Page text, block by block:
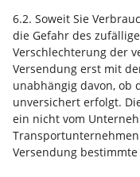
6.2. Soweit Sie
die Gefahr des
Verschlechterung der
Versendung erst mit
unabhängig davon, ob
unversichert erfolgt.
ein nicht vom
Versendung